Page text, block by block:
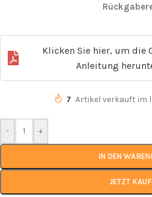
Klicken Sie hier, um die
Anleitung
7 Artikel verkauft im
- +
IN DEN
JETZT